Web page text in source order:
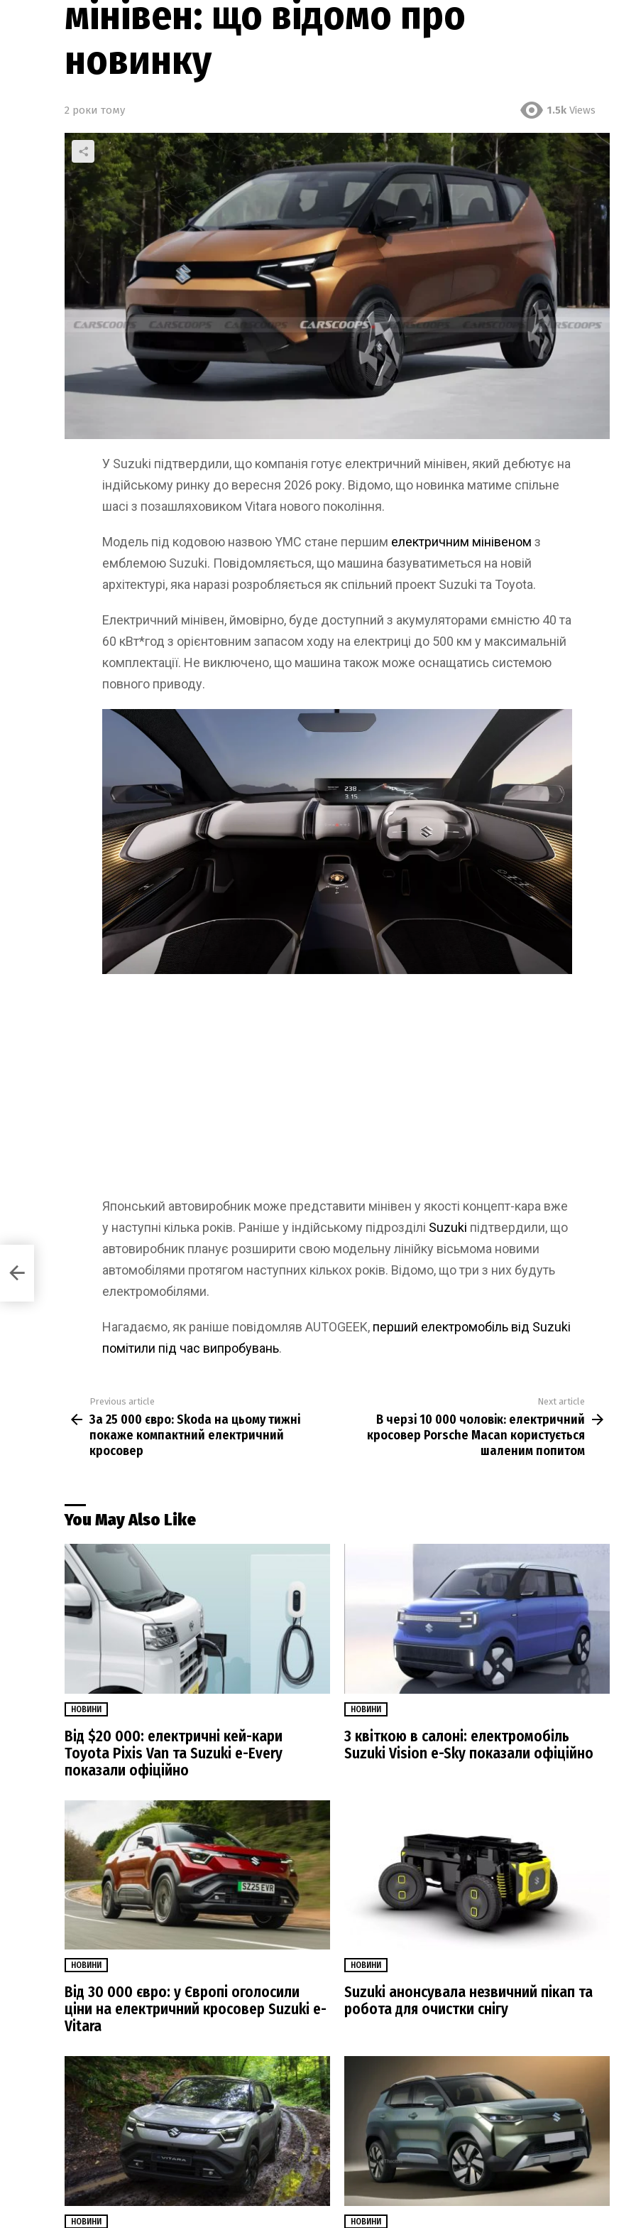
мінівен: що відомо про
новинку
2 роки тому 1.5k Views
У Suzuki підтвердили, що компанія готує електричний мінівен, який дебютує на
індійському ринку до вересня 2026 року. Відомо, що новинка матиме спільне
шасі з позашляховиком Vitara нового покоління.
Модель під кодовою назвою YMC стане першим електричним мінівеном з
емблемою Suzuki. Повідомляється, що машина базуватиметься на новій
архітектурі, яка наразі розробляється як спільний проект Suzuki та Toyota.
Електричний мінівен, ймовірно, буде доступний з акумуляторами ємністю 40 та
60 кВт*год з орієнтовним запасом ходу на електриці до 500 км у максимальній
комплектації. Не виключено, що машина також може оснащатись системою
повного приводу.
Японський автовиробник може представити мінівен у якості концепт-кара вже
у наступні кілька років. Раніше у індійському підрозділі Suzuki підтвердили, що
автовиробник планує розширити свою модельну лінійку вісьмома новими
автомобілями протягом наступних кількох років. Відомо, що три з них будуть
електромобілями.
Нагадаємо, як раніше повідомляв AUTOGEEK, перший електромобіль від Suzuki
помітили під час випробувань.
more
Previous article
За 25 000 євро: Skoda на цьому тижні
покаже компактний електричний
кросовер
Next article
В черзі 10 000 чоловік: електричний
кросовер Porsche Macan користується
шаленим попитом
You May Also Like
НОВИНИ
Від $20 000: електричні кей-кари
Toyota Pixis Van та Suzuki e-Every
показали офіційно
НОВИНИ
З квіткою в салоні: електромобіль
Suzuki Vision e-Sky показали офіційно
НОВИНИ
Від 30 000 євро: у Європі оголосили
ціни на електричний кросовер Suzuki e-
Vitara
НОВИНИ
Suzuki анонсувала незвичний пікап та
робота для очистки снігу
НОВИНИ НОВИНИ